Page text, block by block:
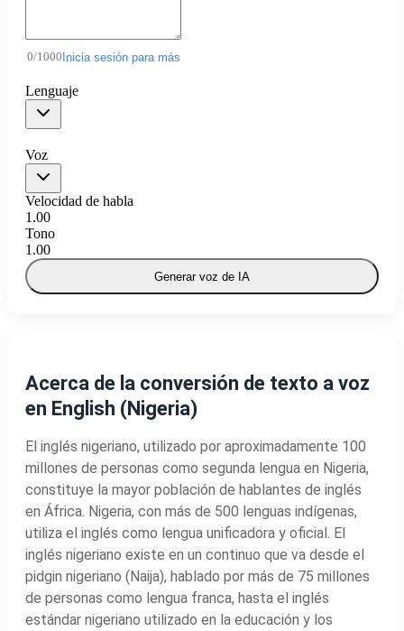
0/1000 Inicia sesión para más
Lenguaje
Voz
Velocidad de habla
1.00
Tono
1.00
Generar voz de IA
Acerca de la conversión de texto a voz
en English (Nigeria)
El inglés nigeriano, utilizado por aproximadamente 100
millones de personas como segunda lengua en Nigeria,
constituye la mayor población de hablantes de inglés
en África. Nigeria, con más de 500 lenguas indígenas,
utiliza el inglés como lengua unificadora y oficial. El
inglés nigeriano existe en un continuo que va desde el
pidgin nigeriano (Naija), hablado por más de 75 millones
de personas como lengua franca, hasta el inglés
estándar nigeriano utilizado en la educación y los